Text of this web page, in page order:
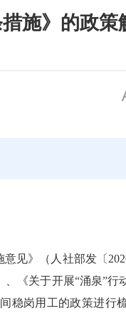
施》的政策
见》（人社部发〔
、《关于开展“涌泉”行
稳岗用工的政策进行